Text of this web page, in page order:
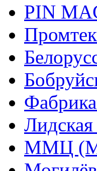
PIN
ММЦ